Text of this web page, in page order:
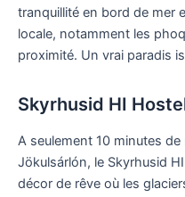
tranquillité en bord de mer
locale, notamment les
proximité. Un vrai paradis
Skyrhusid HI
A seulement 10 minutes
Jökulsárlón, le Skyrhusid
décor de rêve où les